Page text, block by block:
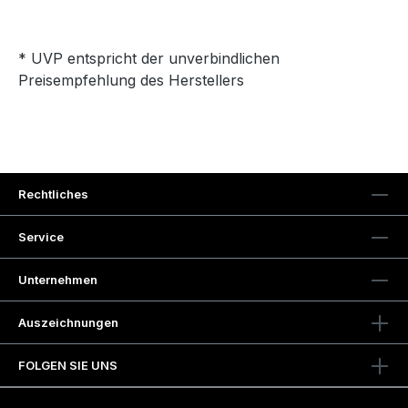
* UVP entspricht der unverbindlichen
Preisempfehlung des Herstellers
Rechtliches
Service
Unternehmen
Auszeichnungen
FOLGEN SIE UNS